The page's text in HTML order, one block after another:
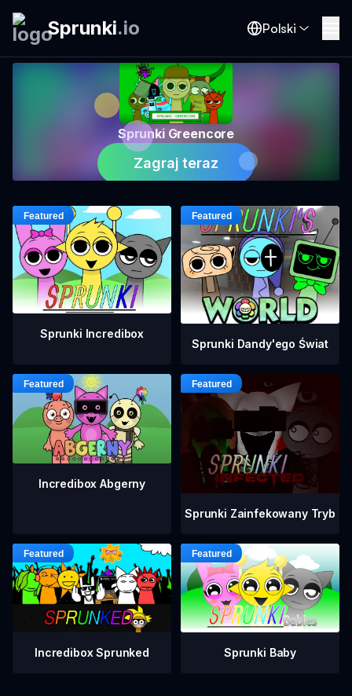
Sprunki.io Polski
Sprunki Greencore
Zagraj teraz
Sprunki Incredibox
Sprunki Dandy'ego Świat
Incredibox Abgerny
Sprunki Zainfekowany Tryb
Incredibox Sprunked Sprunki Baby